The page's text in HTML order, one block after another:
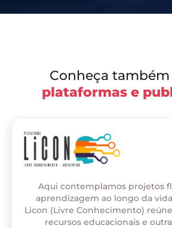
Conheça também
plataformas e
Aqui contemplamos projetos
aprendizagem ao longo da
Licon (Livre Conhecimento)
recursos educacionais e